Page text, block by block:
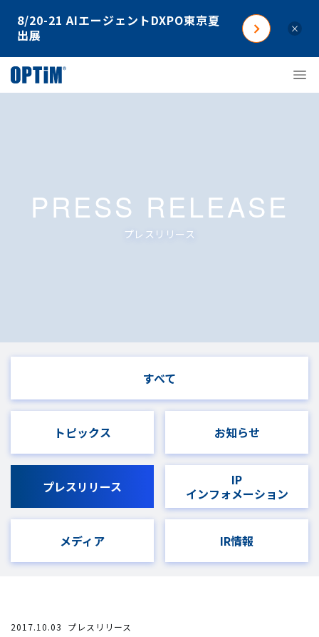
8/20-21 AIエージェントDXPO東京夏
出展
×
PRESS RELEASE
プレスリリース
すべて
トピックス お知らせ
プレスリリース
IP
インフォメーション
メディア IR情報
2017.10.03 プレスリリース